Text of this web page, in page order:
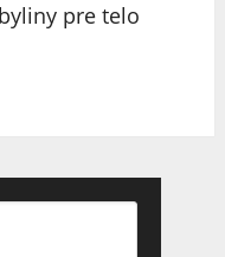
pre telo